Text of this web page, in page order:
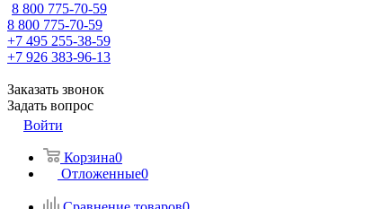
8 800 775-70-59
8 800 775-70-59
+7 495 255-38-59
+7 926 383-96-13
Заказать звонок
Задать вопрос
Войти
Корзина0
Отложенные0